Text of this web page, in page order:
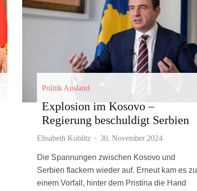
Politik Ausland
Explosion im Kosovo –
Regierung beschuldigt Serbien
Elisabeth Koblitz · 30. November 2024
Die Spannungen zwischen Kosovo und
Serbien flackern wieder auf. Erneut kam es zu
einem Vorfall, hinter dem Pristina die Hand